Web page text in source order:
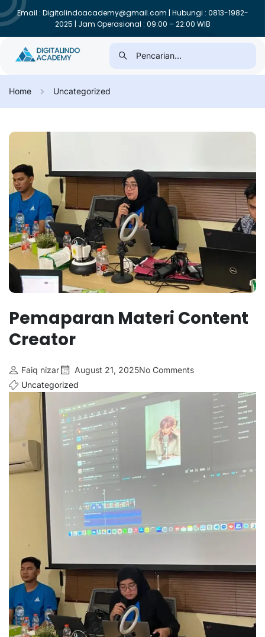
Email : Digitalindoacademy@gmail.com | Hubungi : 0813-1982-
2025 | Jam Operasional : 09:00 – 22:00 WIB
Home Uncategorized
Pemaparan Materi Content
Creator
Faiq nizar August 21, 2025No Comments
Uncategorized